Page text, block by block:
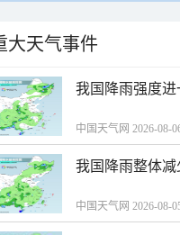
大天气事件
我国降雨强度
中国天气网 2026-08-
我国降雨整体
中国天气网 2026-08-